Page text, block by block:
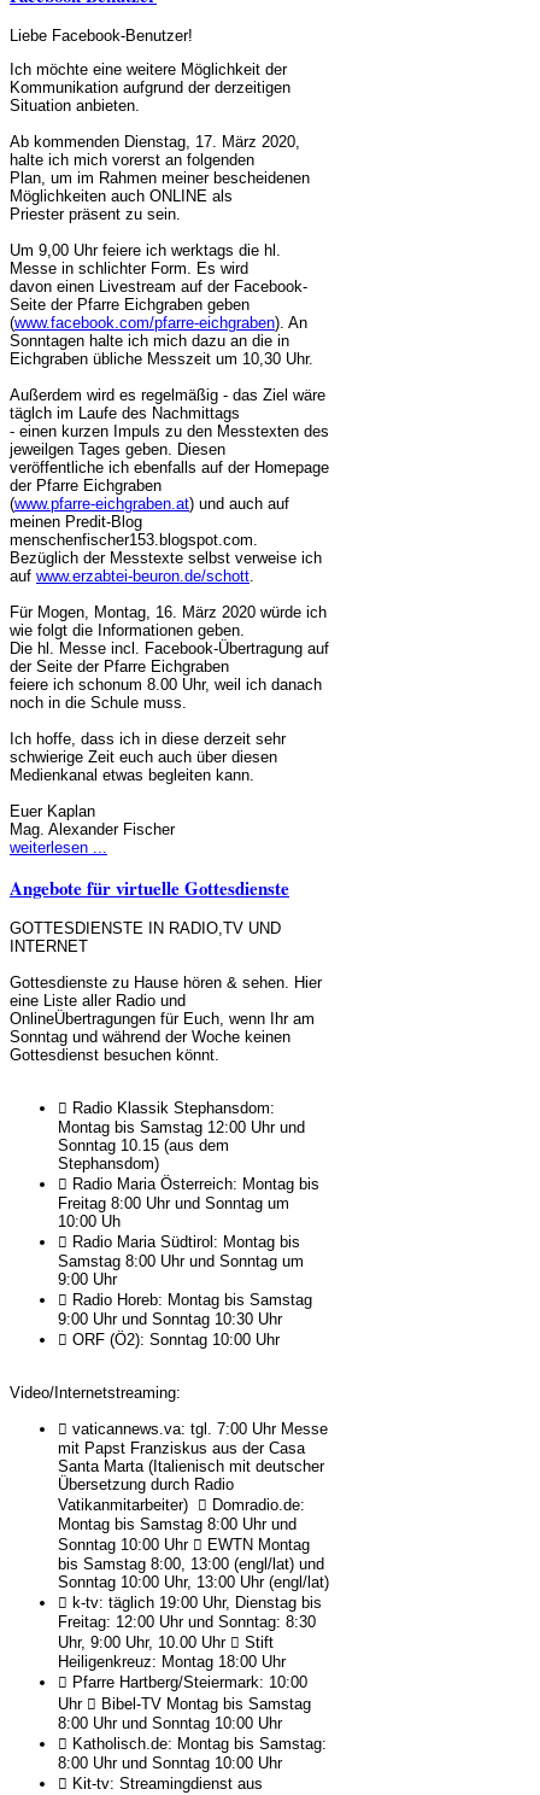
Liebe Facebook-Benutzer!
Ich möchte eine weitere Möglichkeit der
Kommunikation aufgrund der derzeitigen
Situation anbieten.
Ab kommenden Dienstag, 17. März 2020,
halte ich mich vorerst an folgenden
Plan, um im Rahmen meiner bescheidenen
Möglichkeiten auch ONLINE als
Priester präsent zu sein.
Um 9,00 Uhr feiere ich werktags die hl.
Messe in schlichter Form. Es wird
davon einen Livestream auf der Facebook-
Seite der Pfarre Eichgraben geben
(www.facebook.com/pfarre-eichgraben). An
Sonntagen halte ich mich dazu an die in
Eichgraben übliche Messzeit um 10,30 Uhr.
Außerdem wird es regelmäßig - das Ziel wäre
täglch im Laufe des Nachmittags
- einen kurzen Impuls zu den Messtexten des
jeweilgen Tages geben. Diesen
veröffentliche ich ebenfalls auf der Homepage
der Pfarre Eichgraben
(www.pfarre-eichgraben.at) und auch auf
meinen Predit-Blog
menschenfischer153.blogspot.com.
Bezüglich der Messtexte selbst verweise ich
auf www.erzabtei-beuron.de/schott
Für Mogen, Montag, 16. März 2020 würde ich
wie folgt die Informationen geben.
Die hl. Messe incl. Facebook-Übertragung auf
der Seite der Pfarre Eichgraben
feiere ich schonum 8.00 Uhr, weil ich danach
noch in die Schule muss.
Ich hoffe, dass ich in diese derzeit sehr
schwierige Zeit euch auch über diesen
Medienkanal etwas begleiten kann.
Euer Kaplan
Mag. Alexander Fischer
weiterlesen ...
Angebote für virtuelle Gottesdienste
GOTTESDIENSTE IN RADIO,TV UND
INTERNET
Gottesdienste zu Hause hören & sehen. Hier
eine Liste aller Radio und
OnlineÜbertragungen für Euch, wenn Ihr am
Sonntag und während der Woche keinen
Gottesdienst besuchen könnt.
 Radio Klassik Stephansdom:
Montag bis Samstag 12:00 Uhr und
Sonntag 10.15 (aus dem
Stephansdom)
 Radio Maria Österreich: Montag bis
Freitag 8:00 Uhr und Sonntag um
10:00 Uh
 Radio Maria Südtirol: Montag bis
Samstag 8:00 Uhr und Sonntag um
9:00 Uhr
 Radio Horeb: Montag bis Samstag
9:00 Uhr und Sonntag 10:30 Uhr
 ORF (Ö2): Sonntag 10:00 Uhr
Video/Internetstreaming:
 vaticannews.va: tgl. 7:00 Uhr Messe
mit Papst Franziskus aus der Casa
Santa Marta (Italienisch mit deutscher
Übersetzung durch Radio
Vatikanmitarbeiter)  Domradio.de:
Montag bis Samstag 8:00 Uhr und
Sonntag 10:00 Uhr  EWTN Montag
bis Samstag 8:00, 13:00 (engl/lat) und
Sonntag 10:00 Uhr, 13:00 Uhr (engl/lat)
 k-tv: täglich 19:00 Uhr, Dienstag bis
Freitag: 12:00 Uhr und Sonntag: 8:30
Uhr, 9:00 Uhr, 10.00 Uhr  Stift
Heiligenkreuz: Montag 18:00 Uhr
 Pfarre Hartberg/Steiermark: 10:00
Uhr  Bibel-TV Montag bis Samstag
8:00 Uhr und Sonntag 10:00 Uhr
 Katholisch.de: Montag bis Samstag:
8:00 Uhr und Sonntag 10:00 Uhr
 Kit-tv: Streamingdienst aus